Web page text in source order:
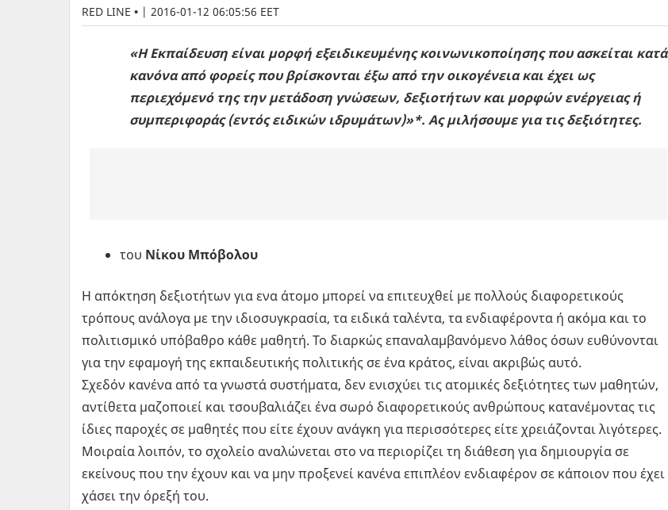
RED LINE | 2016-01-12 06:05:56 EET
«H Εκπαίδευση είναι μορφή εξειδικευμένης κοινωνικοποίησης που ασκείται κατά
κανόνα από φορείς που βρίσκονται έξω από την οικογένεια και έχει ως
περιεχόμενό της την μετάδοση γνώσεων, δεξιοτήτων και μορφών ενέργειας ή
συμπεριφοράς (εντός ειδικών ιδρυμάτων)»*. Ας μιλήσουμε για τις δεξιότητες.
του Νίκου Μπόβολου
Η απόκτηση δεξιοτήτων για ενα άτομο μπορεί να επιτευχθεί με πολλούς διαφορετικούς
τρόπους ανάλογα με την ιδιοσυγκρασία, τα ειδικά ταλέντα, τα ενδιαφέροντα ή ακόμα και το
πολιτισμικό υπόβαθρο κάθε μαθητή. Το διαρκώς επαναλαμβανόμενο λάθος όσων ευθύνονται
για την εφαμογή της εκπαιδευτικής πολιτικής σε ένα κράτος, είναι ακριβώς αυτό.
Σχεδόν κανένα από τα γνωστά συστήματα, δεν ενισχύει τις ατομικές δεξιότητες των μαθητών,
αντίθετα μαζοποιεί και τσουβαλιάζει ένα σωρό διαφορετικούς ανθρώπους κατανέμοντας τις
ίδιες παροχές σε μαθητές που είτε έχουν ανάγκη για περισσότερες είτε χρειάζονται λιγότερες.
Μοιραία λοιπόν, το σχολείο αναλώνεται στο να περιορίζει τη διάθεση για δημιουργία σε
εκείνους που την έχουν και να μην προξενεί κανένα επιπλέον ενδιαφέρον σε κάποιον που έχει
χάσει την όρεξή του.